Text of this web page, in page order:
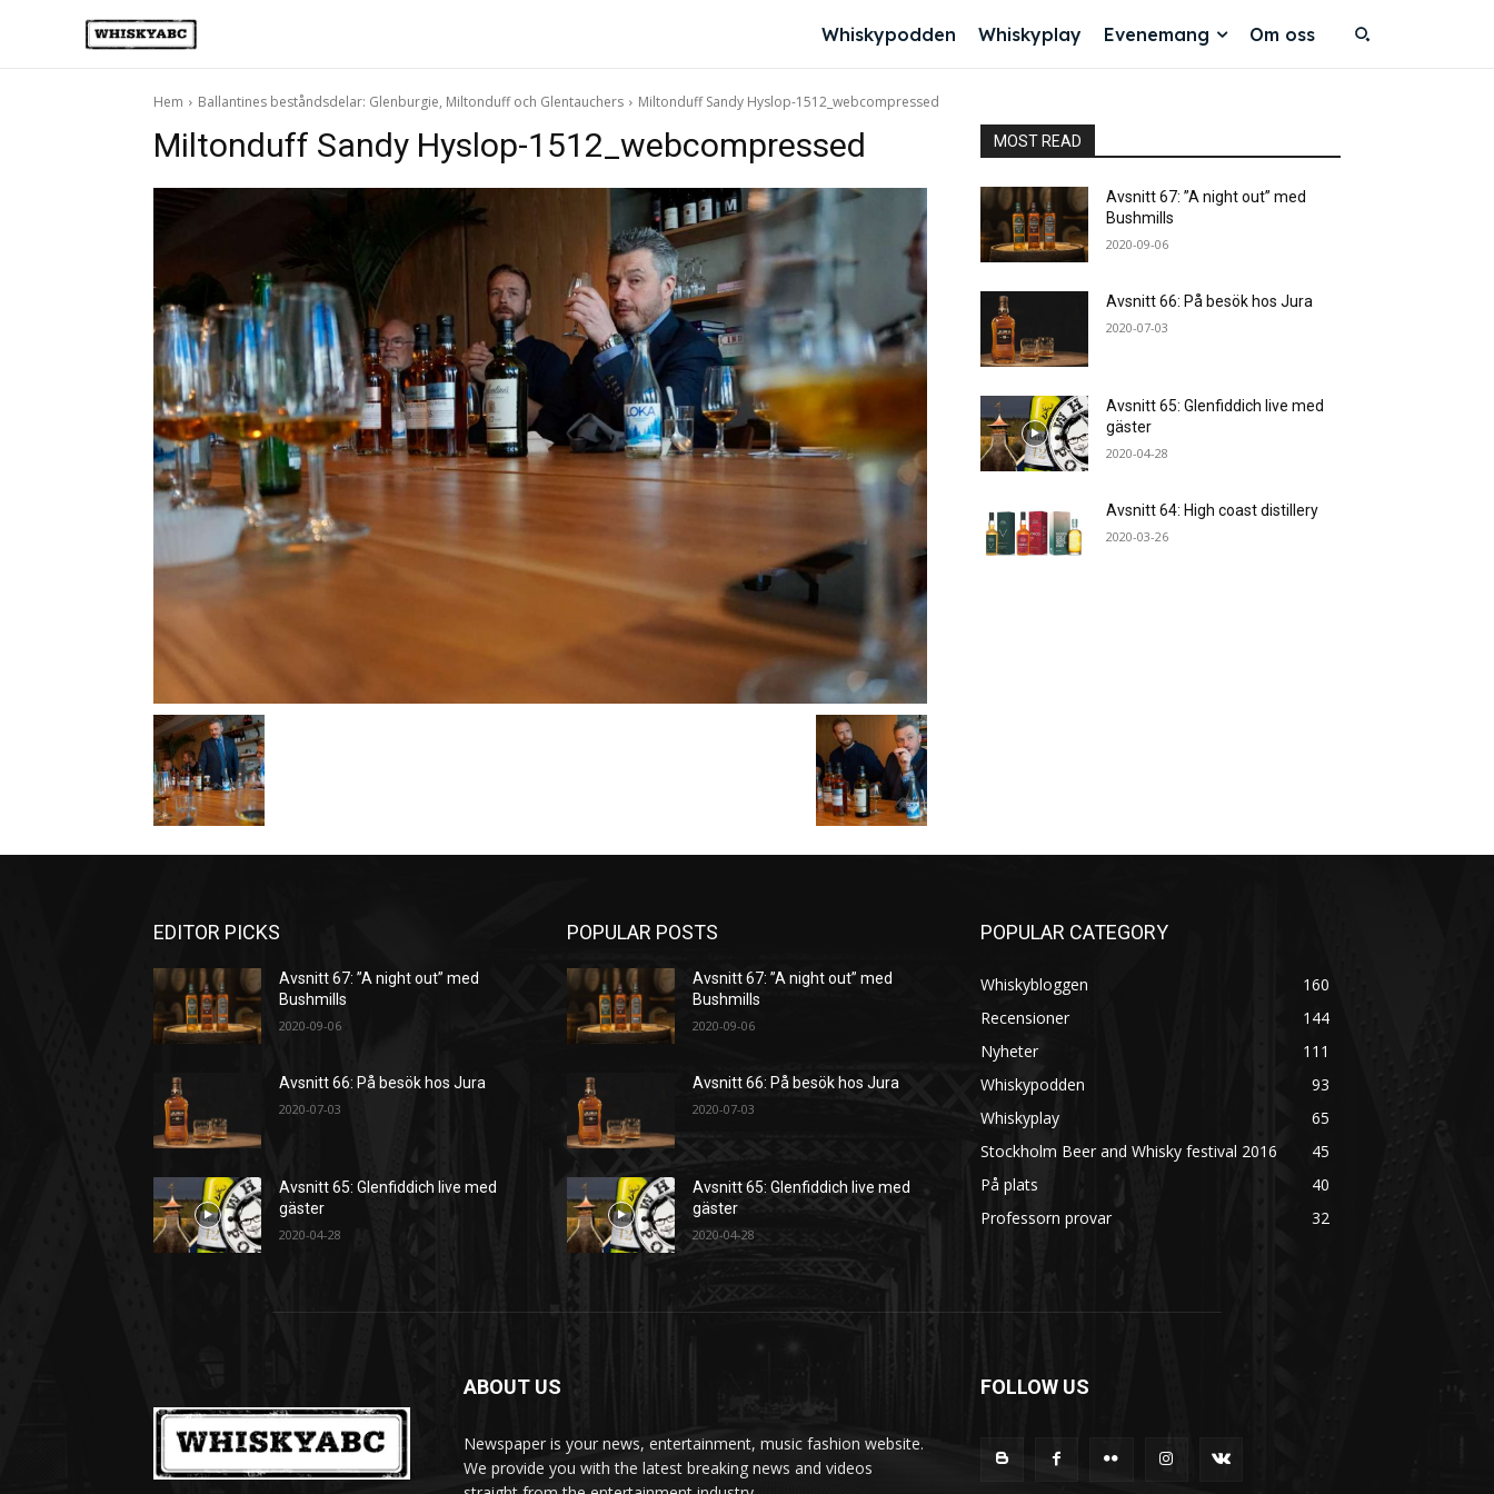
Whiskypodden Whiskyplay Evenemang Om oss
Hem Ballantines beståndsdelar: Glenburgie, Miltonduff och Glentauchers Miltonduff Sandy Hyslop-1512_webcompressed
Miltonduff Sandy Hyslop-1512_webcompressed MOST READ
Avsnitt 67: ”A night out” med
Bushmills
2020-09-06
Avsnitt 66: På besök hos Jura
2020-07-03
Avsnitt 65: Glenfiddich live med
gäster
2020-04-28
Avsnitt 64: High coast distillery
2020-03-26
EDITOR PICKS
Avsnitt 67: ”A night out” med
Bushmills
2020-09-06
Avsnitt 66: På besök hos Jura
2020-07-03
Avsnitt 65: Glenfiddich live med
gäster
2020-04-28
POPULAR POSTS
Avsnitt 67: ”A night out” med
Bushmills
2020-09-06
Avsnitt 66: På besök hos Jura
2020-07-03
Avsnitt 65: Glenfiddich live med
gäster
2020-04-28
POPULAR CATEGORY
Whiskybloggen
160
Recensioner
144
Nyheter
111
Whiskypodden
93
Whiskyplay
65
Stockholm Beer and Whisky festival 2016
45
På plats
40
Professorn provar
32
ABOUT US
Newspaper is your news, entertainment, music fashion website.
We provide you with the latest breaking news and videos
FOLLOW US